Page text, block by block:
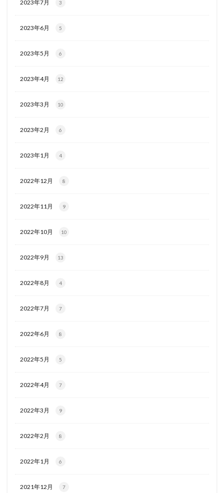
2023年7月 3
2023年6月 5
2023年5月 6
2023年4月 12
2023年3月 10
2023年2月 6
2023年1月 4
2022年12月 8
2022年11月 9
2022年10月 10
2022年9月 13
2022年8月 4
2022年7月 7
2022年6月 8
2022年5月 5
2022年4月 7
2022年3月 9
2022年2月 8
2022年1月 6
2021年12月 7